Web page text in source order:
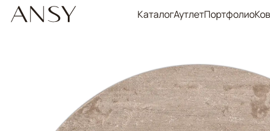
КаталогАутлетПортфолио